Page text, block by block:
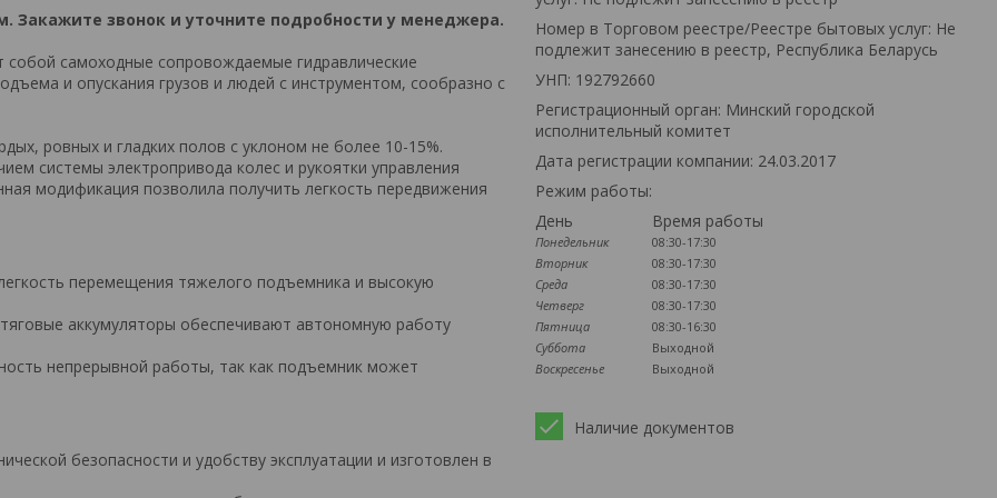
звонок и уточните подробности у менеджера.
собой самоходные сопровождаемые гидравлические
и опускания грузов и людей с инструментом, сообразно с
ровных и гладких полов с уклоном не более 10-15%.
системы электропривода колес и рукоятки управления
модификация позволила получить легкость передвижения
перемещения тяжелого подъемника и высокую
аккумуляторы обеспечивают автономную работу
непрерывной работы, так как подъемник может
безопасности и удобству эксплуатации и изготовлен в
Номер в Торговом реестре/Реестре бытовых услуг: Не
подлежит занесению в реестр, Республика Беларусь
УНП: 192792660
Регистрационный орган: Минский городской
исполнительный комитет
Дата регистрации компании: 24.03.2017
Режим работы:
День
Время работы
Понедельник
08:30-17:30
Вторник
08:30-17:30
Среда
08:30-17:30
Четверг
08:30-17:30
Пятница
08:30-16:30
Суббота
Выходной
Воскресенье
Выходной
Наличие документов